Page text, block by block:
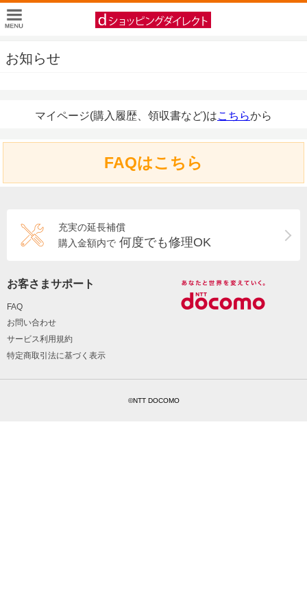
お知らせ
マイページ(購入履歴、領収書など)はこちらから
FAQはこちら
充実の延長補償
購入金額内で 何度でも修理OK
お客さまサポート
FAQ
お問い合わせ
サービス利用規約
特定商取引法に基づく表示
©NTT DOCOMO